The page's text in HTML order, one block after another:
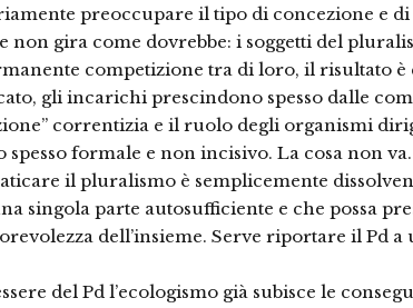
preoccupare il tipo di concezione e
non gira come dovrebbe: i soggetti del
competizione tra di loro, il risultato
gli incarichi prescindono spesso dalle
correntizia e il ruolo degli organismi
formale e non incisivo. La cosa non va.
il pluralismo è semplicemente
singola parte autosufficiente e che possa
dell’insieme. Serve riportare il Pd
del Pd l’ecologismo già subisce le